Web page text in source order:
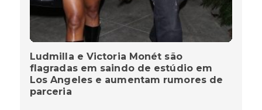
Ludmilla e Victoria Monét são
flagradas em saindo de estúdio em
Los Angeles e aumentam rumores de
parceria